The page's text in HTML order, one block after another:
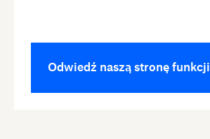
Odwiedź naszą stronę funkcji